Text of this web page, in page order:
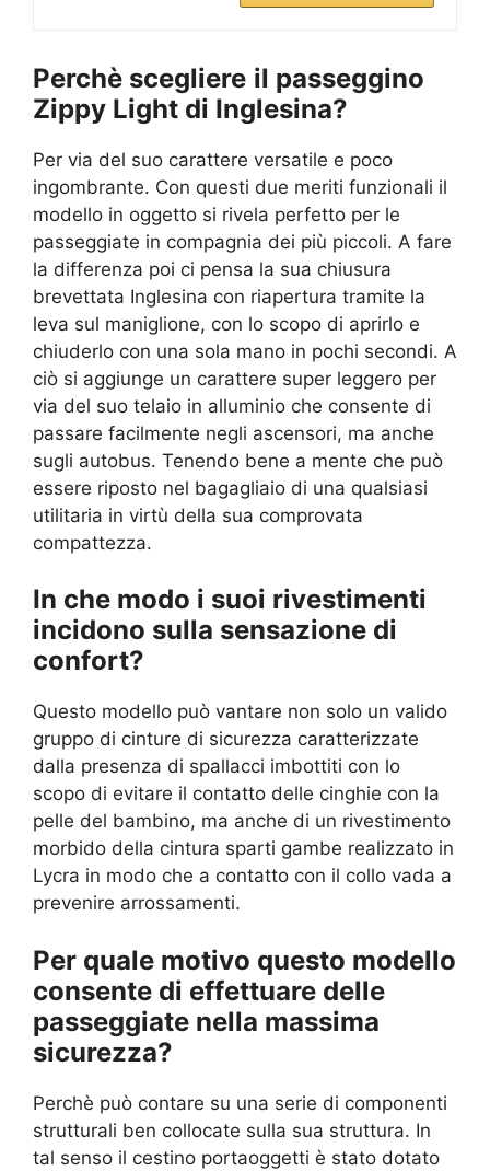
Perchè scegliere il passeggino
Zippy Light di Inglesina?
Per via del suo carattere versatile e poco
ingombrante. Con questi due meriti funzionali il
modello in oggetto si rivela perfetto per le
passeggiate in compagnia dei più piccoli. A fare
la differenza poi ci pensa la sua chiusura
brevettata Inglesina con riapertura tramite la
leva sul maniglione, con lo scopo di aprirlo e
chiuderlo con una sola mano in pochi secondi. A
ciò si aggiunge un carattere super leggero per
via del suo telaio in alluminio che consente di
passare facilmente negli ascensori, ma anche
sugli autobus. Tenendo bene a mente che può
essere riposto nel bagagliaio di una qualsiasi
utilitaria in virtù della sua comprovata
compattezza.
In che modo i suoi rivestimenti
incidono sulla sensazione di
confort?
Questo modello può vantare non solo un valido
gruppo di cinture di sicurezza caratterizzate
dalla presenza di spallacci imbottiti con lo
scopo di evitare il contatto delle cinghie con la
pelle del bambino, ma anche di un rivestimento
morbido della cintura sparti gambe realizzato in
Lycra in modo che a contatto con il collo vada a
prevenire arrossamenti.
Per quale motivo questo modello
consente di effettuare delle
passeggiate nella massima
sicurezza?
Perchè può contare su una serie di componenti
strutturali ben collocate sulla sua struttura. In
tal senso il cestino portaoggetti è stato dotato